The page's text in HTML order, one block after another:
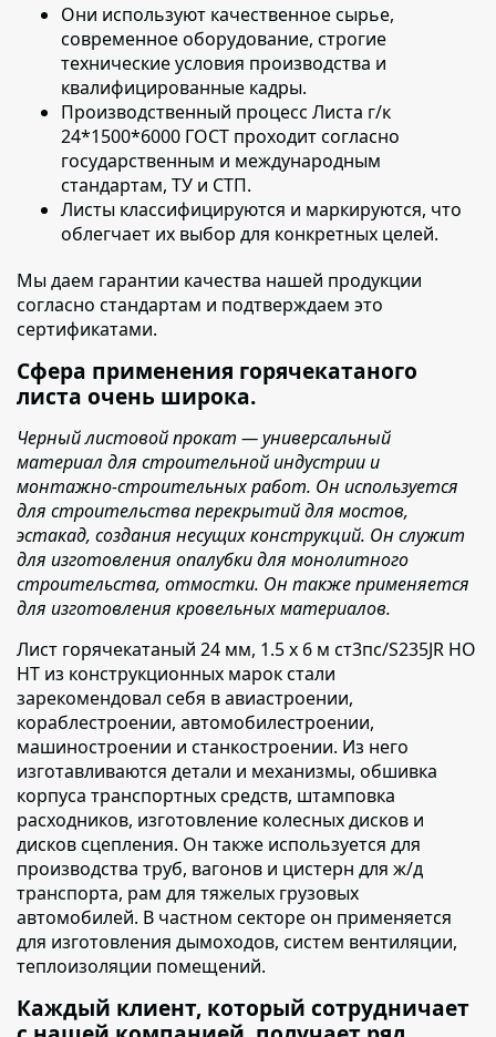
Они используют качественное сырье,
современное оборудование, строгие
технические условия производства и
квалифицированные кадры.
Производственный процесс Листа г/к
24*1500*6000 ГОСТ проходит согласно
государственным и международным
стандартам, ТУ и СТП.
Листы классифицируются и маркируются, что
облегчает их выбор для конкретных целей.
Мы даем гарантии качества нашей продукции
согласно стандартам и подтверждаем это
сертификатами.
Сфера применения горячекатаного
листа очень широка.
Черный листовой прокат — универсальный
материал для строительной индустрии и
монтажно-строительных работ. Он используется
для строительства перекрытий для мостов,
эстакад, создания несущих конструкций. Он служит
для изготовления опалубки для монолитного
строительства, отмостки. Он также применяется
для изготовления кровельных материалов.
Лист горячекатаный 24 мм, 1.5 х 6 м ст3пс/S235JR НО
НТ из конструкционных марок стали
зарекомендовал себя в авиастроении,
кораблестроении, автомобилестроении,
машиностроении и станкостроении. Из него
изготавливаются детали и механизмы, обшивка
корпуса транспортных средств, штамповка
расходников, изготовление колесных дисков и
дисков сцепления. Он также используется для
производства труб, вагонов и цистерн для ж/д
транспорта, рам для тяжелых грузовых
автомобилей. В частном секторе он применяется
для изготовления дымоходов, систем вентиляции,
теплоизоляции помещений.
Каждый клиент, который сотрудничает